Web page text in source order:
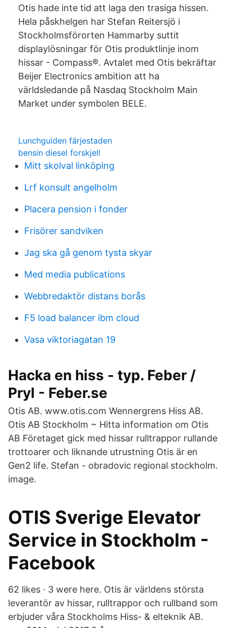
Otis hade inte tid att laga den trasiga hissen.
Hela påskhelgen har Stefan Reitersjö i
Stockholmsförorten Hammarby suttit
displaylösningar för Otis produktlinje inom
hissar - Compass®. Avtalet med Otis bekräftar
Beijer Electronics ambition att ha
världsledande på Nasdaq Stockholm Main
Market under symbolen BELE.
Lunchguiden färjestaden
bensin diesel forskjell
Mitt skolval linköping
Lrf konsult angelholm
Placera pension i fonder
Frisörer sandviken
Jag ska gå genom tysta skyar
Med media publications
Webbredaktör distans borås
F5 load balancer ibm cloud
Vasa viktoriagatan 19
Hacka en hiss - typ. Feber /
Pryl - Feber.se
Otis AB. www.otis.com Wennergrens Hiss AB.
Otis AB Stockholm ~ Hitta information om Otis
AB Företaget gick med hissar rulltrappor rullande
trottoarer och liknande utrustning Otis är en
Gen2 life. Stefan - obradovic regional stockholm.
image.
OTIS Sverige Elevator
Service in Stockholm -
Facebook
62 likes · 3 were here. Otis är världens största
leverantör av hissar, rulltrappor och rullband som
erbjuder våra Stockholms Hiss- & elteknik AB.